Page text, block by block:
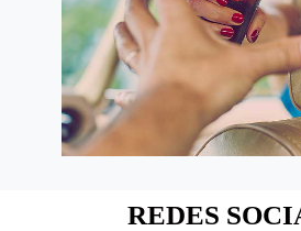
REDES